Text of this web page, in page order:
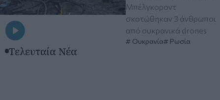
Μπέλγκοροντ
σκοτώθηκαν 3 άνθρωποι
από ουκρανικά drones
Ουκρανία Ρωσία
Τελευταία Νέα